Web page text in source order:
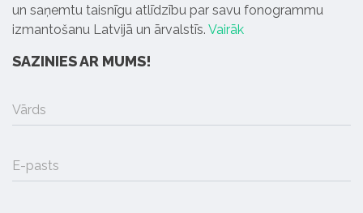
un saņemtu taisnīgu atlīdzību par savu fonogrammu
izmantošanu Latvijā un ārvalstīs. Vairāk
SAZINIES AR MUMS!
Vārds
E-pasts